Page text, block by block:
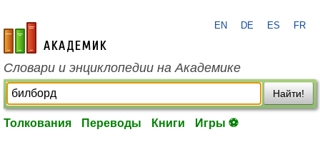
academic.ru
EN DE ES FR
Словари и энциклопедии на Академике
Найти!
Толкования Переводы Книги Игры ⚽